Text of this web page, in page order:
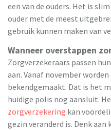
een van de ouders. Het is
ouder met de meest
gebruik kunnen maken van
Wanneer overstappen
Zorgverzekeraars passen
aan. Vanaf november
bekendgemaakt. Dat is het
huidige polis nog aansluit.
zorgverzekering kan
gezin veranderd is. Denk